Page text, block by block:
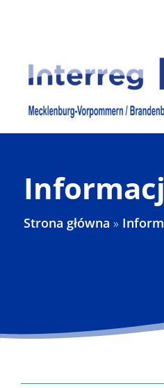
Strona główna »